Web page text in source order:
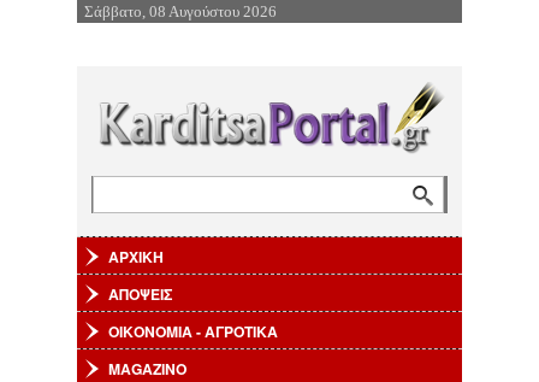
Επιστροφή στην Πλοήγηση
Σάββατο, 08 Αυγούστου 2026
ΑΡΧΙΚΗ
ΑΠΟΨΕΙΣ
ΟΙΚΟΝΟΜΙΑ - ΑΓΡΟΤΙΚΑ
MAGAZINO